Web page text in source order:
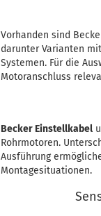
Vorhanden sind
darunter Varianten
Systemen. Für die
Motoranschluss
Becker Einstellkabel
Rohrmotoren.
Ausführung
Montagesituationen.